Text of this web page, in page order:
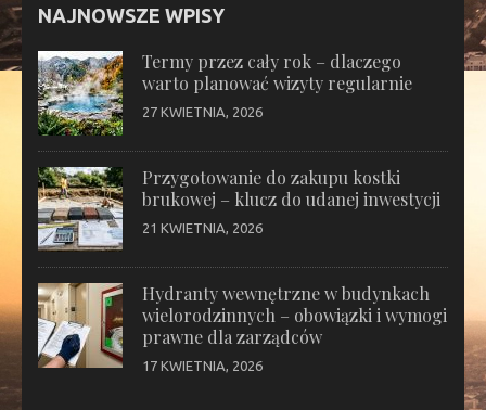
NAJNOWSZE WPISY
Termy przez cały rok – dlaczego
warto planować wizyty regularnie
27 KWIETNIA, 2026
Przygotowanie do zakupu kostki
brukowej – klucz do udanej inwestycji
21 KWIETNIA, 2026
Hydranty wewnętrzne w budynkach
wielorodzinnych – obowiązki i wymogi
prawne dla zarządców
17 KWIETNIA, 2026